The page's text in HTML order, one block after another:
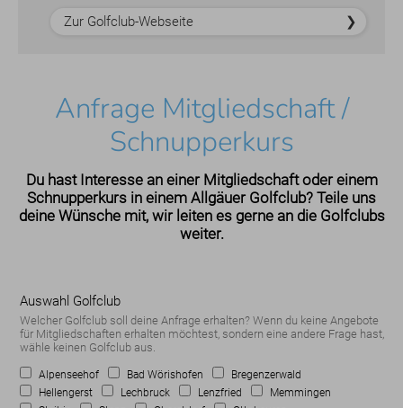
Zur Golfclub-Webseite
Anfrage Mitgliedschaft /
Schnupperkurs
Du hast Interesse an einer Mitgliedschaft oder einem
Schnupperkurs in einem Allgäuer Golfclub? Teile uns
deine Wünsche mit, wir leiten es gerne an die Golfclubs
weiter.
Auswahl Golfclub
Welcher Golfclub soll deine Anfrage erhalten? Wenn du keine Angebote
für Mitgliedschaften erhalten möchtest, sondern eine andere Frage hast,
wähle keinen Golfclub aus.
Alpenseehof Bad Wörishofen
Bregenzerwald
Hellengerst
Lechbruck Lenzfried
Memmingen